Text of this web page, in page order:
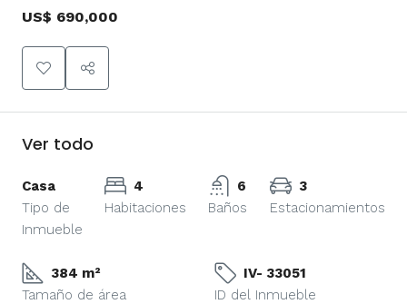
US$ 690,000
Ver todo
Casa
Tipo de
Inmueble
4
Habitaciones
6
Baños
3
Estacionamientos
384 m²
Tamaño de área
IV- 33051
ID del Inmueble